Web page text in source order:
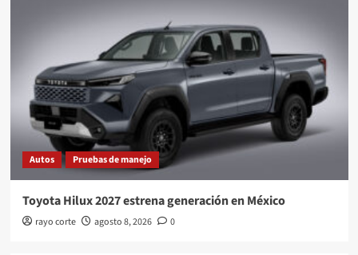
Autos Pruebas de manejo
Toyota Hilux 2027 estrena generación en México
rayo corte agosto 8, 2026 0